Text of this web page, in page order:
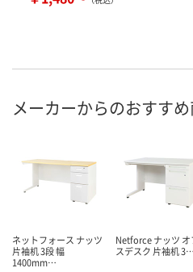
メーカーからのおすす
ネットフォース ナッツ
片袖机 3段 幅
1400mm…
Netforce ナッツ オ
スデスク 片袖机 3…